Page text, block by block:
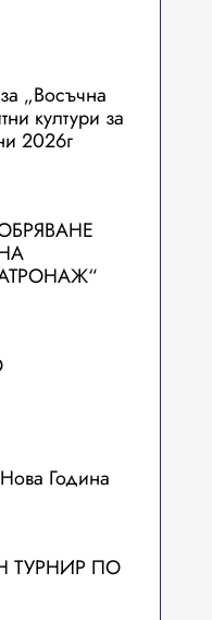
„Восъчна
култури за
2026г
Година
ТУРНИР ПО